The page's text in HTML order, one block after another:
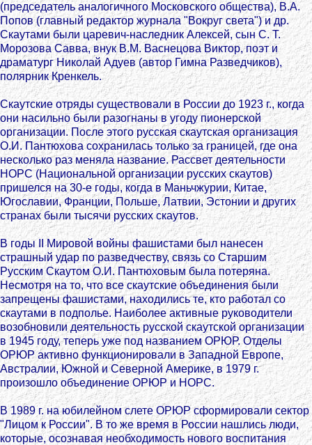
(председатель аналогичного Московского общества), В.А.
Попов (главный редактор журнала "Вокруг света") и др.
Скаутами были царевич-наследник Алексей, сын С. Т.
Морозова Савва, внук В.М. Васнецова Виктор, поэт и
драматург Николай Адуев (автор Гимна Разведчиков),
полярник Кренкель.
Скаутские отряды существовали в России до 1923 г., когда
они насильно были разогнаны в угоду пионерской
организации. После этого русская скаутская организация
О.И. Пантюхова сохранилась только за границей, где она
несколько раз меняла название. Рассвет деятельности
НОРС (Национальной организации русских скаутов)
пришелся на 30-е годы, когда в Маньчжурии, Китае,
Югославии, Франции, Польше, Латвии, Эстонии и других
странах были тысячи русских скаутов.
В годы II Мировой войны фашистами был нанесен
страшный удар по разведчеству, связь со Старшим
Русским Скаутом О.И. Пантюховым была потеряна.
Несмотря на то, что все скаутские объединения были
запрещены фашистами, находились те, кто работал со
скаутами в подполье. Наиболее активные руководители
возобновили деятельность русской скаутской организации
в 1945 году, теперь уже под названием ОРЮР. Отделы
ОРЮР активно функционировали в Западной Европе,
Австралии, Южной и Северной Америке, в 1979 г.
произошло объединение ОРЮР и НОРС.
В 1989 г. на юбилейном слете ОРЮР сформировали сектор
"Лицом к России". В то же время в России нашлись люди,
которые, осознавая необходимость нового воспитания